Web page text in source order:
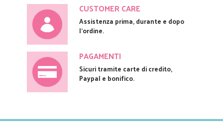
CUSTOMER CARE
Assistenza prima, durante e dopo
l'ordine.
PAGAMENTI
Sicuri tramite carte di credito,
Paypal e bonifico.